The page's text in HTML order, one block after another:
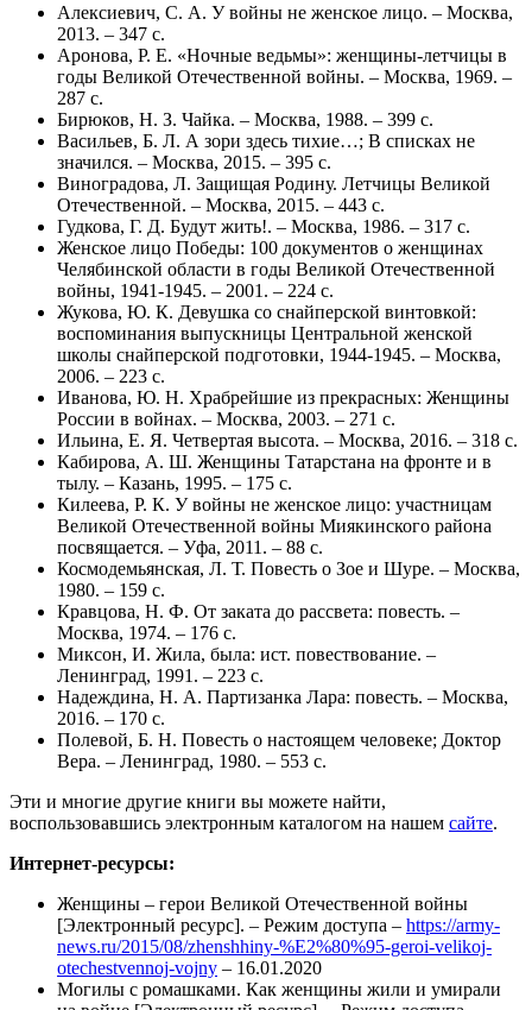
Алексиевич, С. А. У войны не женское лицо. – Москва,
2013. – 347 с.
Аронова, Р. Е. «Ночные ведьмы»: женщины-летчицы в
годы Великой Отечественной войны. – Москва, 1969. –
287 с.
Бирюков, Н. З. Чайка. – Москва, 1988. – 399 с.
Васильев, Б. Л. А зори здесь тихие…; В списках не
значился. – Москва, 2015. – 395 с.
Виноградова, Л. Защищая Родину. Летчицы Великой
Отечественной. – Москва, 2015. – 443 с.
Гудкова, Г. Д. Будут жить!. – Москва, 1986. – 317 с.
Женское лицо Победы: 100 документов о женщинах
Челябинской области в годы Великой Отечественной
войны, 1941-1945. – 2001. – 224 с.
Жукова, Ю. К. Девушка со снайперской винтовкой:
воспоминания выпускницы Центральной женской
школы снайперской подготовки, 1944-1945. – Москва,
2006. – 223 с.
Иванова, Ю. Н. Храбрейшие из прекрасных: Женщины
России в войнах. – Москва, 2003. – 271 с.
Ильина, Е. Я. Четвертая высота. – Москва, 2016. – 318 с.
Кабирова, А. Ш. Женщины Татарстана на фронте и в
тылу. – Казань, 1995. – 175 с.
Килеева, Р. К. У войны не женское лицо: участницам
Великой Отечественной войны Миякинского района
посвящается. – Уфа, 2011. – 88 с.
Космодемьянская, Л. Т. Повесть о Зое и Шуре. – Москва,
1980. – 159 с.
Кравцова, Н. Ф. От заката до рассвета: повесть. –
Москва, 1974. – 176 с.
Миксон, И. Жила, была: ист. повествование. –
Ленинград, 1991. – 223 с.
Надеждина, Н. А. Партизанка Лара: повесть. – Москва,
2016. – 170 с.
Полевой, Б. Н. Повесть о настоящем человеке; Доктор
Вера. – Ленинград, 1980. – 553 с.
Эти и многие другие книги вы можете найти,
воспользовавшись электронным каталогом на нашем сайте.
Интернет-ресурсы:
Женщины – герои Великой Отечественной войны
[Электронный ресурс]. – Режим доступа – https://army-
news.ru/2015/08/zhenshhiny-%E2%80%95-geroi-velikoj-
otechestvennoj-vojny – 16.01.2020
Могилы с ромашками. Как женщины жили и умирали